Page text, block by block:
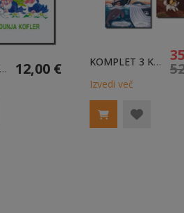
GRIČKA + CD 12,00 € KOMPLET 3 KNJIG - MADUJEVE PUSTOLOVŠČINE
Izvedi več